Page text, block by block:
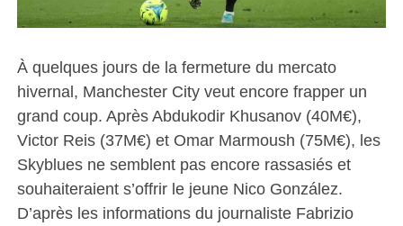
À quelques jours de la fermeture du mercato
hivernal, Manchester City veut encore frapper un
grand coup. Après Abdukodir Khusanov (40M€),
Victor Reis (37M€) et Omar Marmoush (75M€), les
Skyblues ne semblent pas encore rassasiés et
souhaiteraient s’offrir le jeune Nico González.
D’après les informations du journaliste Fabrizio